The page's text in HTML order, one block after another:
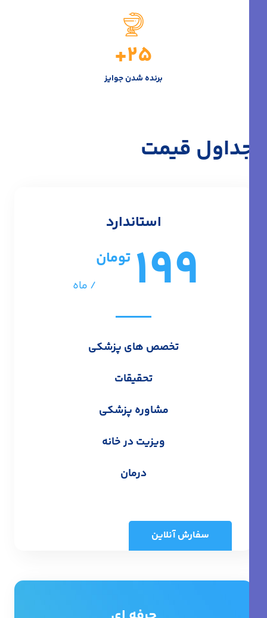
25
+
برنده شدن جوایز
جداول قیمت
استاندارد
199تومان
/ ماه
تخصص های پزشکی
تحقیقات
مشاوره پزشکی
ویزیت در خانه
درمان
سفارش آنلاین